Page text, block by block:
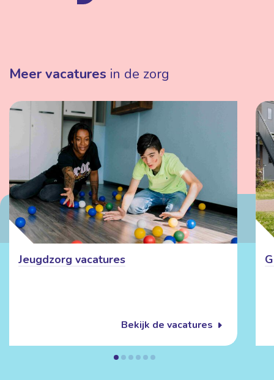
Meer vacatures in de zorg
Jeugdzorg vacatures
Bekijk de vacatures